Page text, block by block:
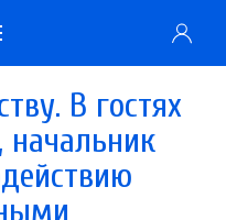
В гостях
начальник